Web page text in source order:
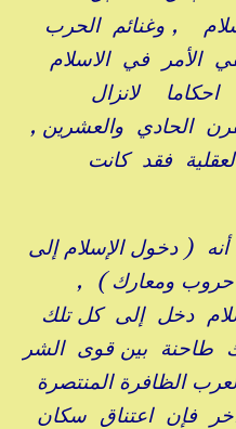
, وغنائم الحرب
في الاسلام
احكاما لانزال
الحادي والعشرين ,
فقد كانت
( دخول الإسلام إلى
حروب ومعارك ) ,
دخل إلى كل تلك
طاحنة بين قوى الشر
الظافرة المنتصرة
فإن اعتناق سكان